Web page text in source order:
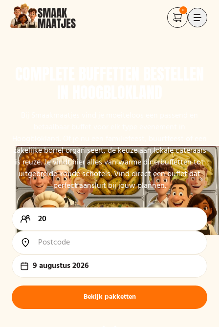
0
zakelijke borrel organiseert, de keuze aan lokale cateraars
is reuze. Je vindt hier alles van warme dinerbuffetten tot
uitgebreide koude schotels. Vind direct een buffet dat
perfect aansluit bij jouw plannen.
9 augustus 2026
Bekijk pakketten